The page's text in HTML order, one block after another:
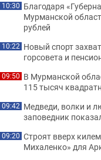
10:30 Благодаря
Мурманской
рублей
10:22 Новый спорт
горсовета и
09:50 В Мурманской
115 тысяч
09:42 Медведи, волки и
заповедник
09:20 Строят вверх
Михаленко» для